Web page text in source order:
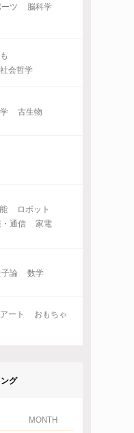
ツ
脳科学
会哲学
古生物
ロボット
通信 家電
論 数学
ート
おもちゃ
グ
MONTH